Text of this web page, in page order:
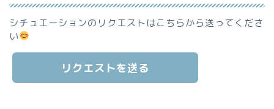
シチュエーションのリクエストはこちらから送ってくださ
い
リクエストを送る